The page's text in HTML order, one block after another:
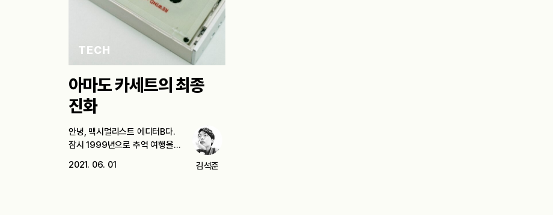
TECH
아마도 카세트의 최종
진화
안녕, 맥시멀리스트 에디터B다.
잠시 1999년으로 추억 여행을
2021. 06. 01 김석준